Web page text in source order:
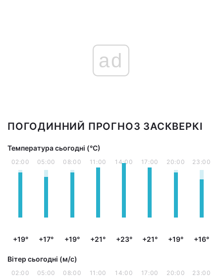
ad
ПОГОДИННИЙ ПРОГНОЗ ЗАСКВЕРКІ
Температура сьогодні (°С)
02:00
+19°
05:00
+17°
08:00
+19°
11:00
+21°
14:00
+23°
17:00
+21°
20:00
+19°
23:00
+16°
Вітер сьогодні (м/с)
02:00 05:00 08:00 11:00 14:00 17:00 20:00 23:00